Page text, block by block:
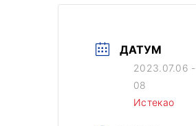
ДАТУМ
2023.07.06 -
08
Истекао